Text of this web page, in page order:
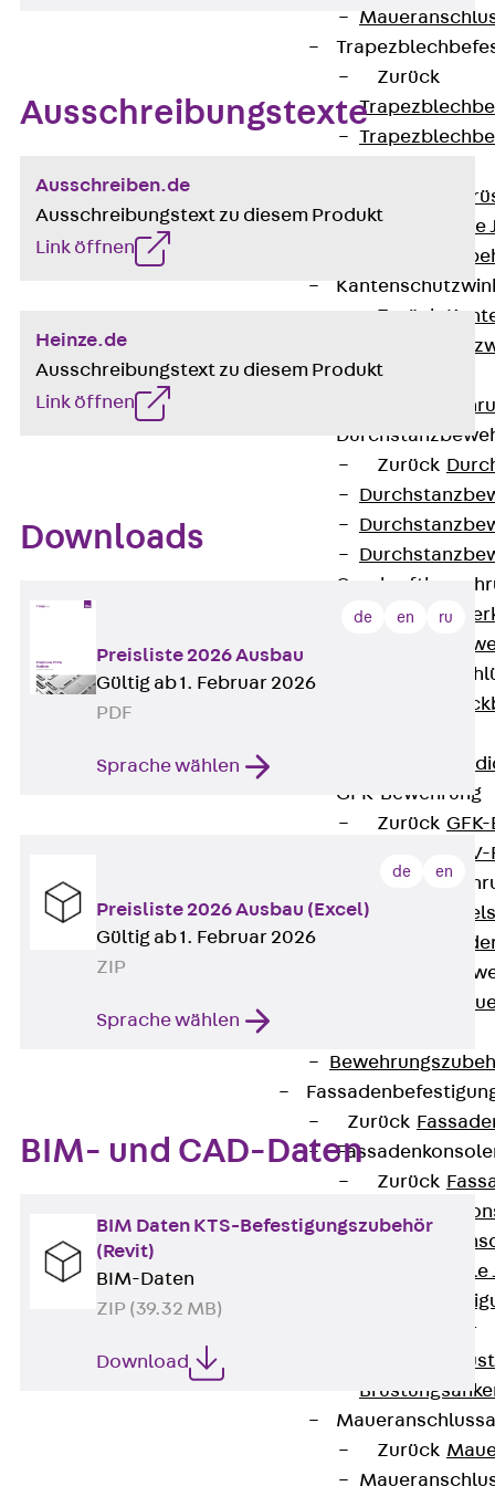
Zurück
Gerüstschuhe
Zurück
Bewehrung
Zurück
Zurück
GFK-Bewehrung
Zurück
FIBERNOX®
Zurück
Zurück
Winkelkonsole
Brüstungsanker
Zurück
Ausschreibungstexte
Ausschreiben.de
Ausschreibungstext zu diesem Produkt
Link öffnen
Heinze.de
Ausschreibungstext zu diesem Produkt
Link öffnen
Downloads
de en ru
Preisliste 2026 Ausbau
Gültig ab 1. Februar 2026
PDF
Sprache wählen
de en
Preisliste 2026 Ausbau (Excel)
Gültig ab 1. Februar 2026
ZIP
Sprache wählen
BIM- und CAD-Daten
BIM Daten KTS-Befestigungszubehör
(Revit)
BIM-Daten
ZIP (39.32 MB)
Download